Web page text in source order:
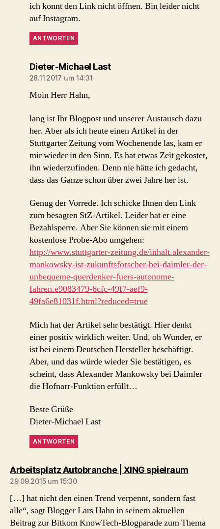
ich konnt den Link nicht öffnen. Bin leider nicht
auf Instagram.
ANTWORTEN
Dieter-Michael Lastsagt:
28.11.2017 um 14:31
Moin Herr Hahn,
lang ist Ihr Blogpost und unserer Austausch dazu
her. Aber als ich heute einen Artikel in der
Stuttgarter Zeitung vom Wochenende las, kam er
mir wieder in den Sinn. Es hat etwas Zeit gekostet,
ihn wiederzufinden. Denn nie hätte ich gedacht,
dass das Ganze schon über zwei Jahre her ist.
Genug der Vorrede. Ich schicke Ihnen den Link
zum besagten StZ-Artikel. Leider hat er eine
Bezahlsperre. Aber Sie können sie mit einem
kostenlose Probe-Abo umgehen:
http://www.stuttgarter-zeitung.de/inhalt.alexander-
mankowsky-ist-zukunftsforscher-bei-daimler-der-
unbequeme-querdenker-fuers-autonome-
fahren.e9083479-6cfc-49f7-aef9-
49fa6e81031f.html?reduced=true
Mich hat der Artikel sehr bestätigt. Hier denkt
einer positiv wirklich weiter. Und, oh Wunder, er
ist bei einem Deutschen Hersteller beschäftigt.
Aber, und das würde wieder Sie bestätigen, es
scheint, dass Alexander Mankowsky bei Daimler
die Hofnarr-Funktion erfüllt…
Beste Grüße
Dieter-Michael Last
ANTWORTEN
Arbeitsplatz Autobranche | XING spielraumsagt:
29.09.2015 um 15:30
[…] hat nicht den einen Trend verpennt, sondern fast
alle“, sagt Blogger Lars Hahn in seinem aktuellen
Beitrag zur Bitkom KnowTech-Blogparade zum Thema